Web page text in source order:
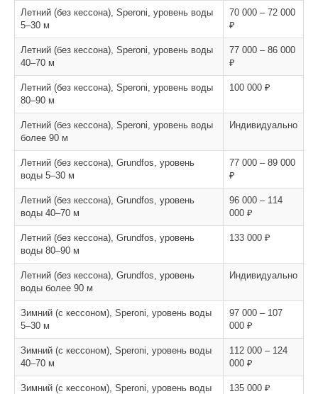
Летний (без кессона), Speroni, уровень воды
5–30 м
70 000 – 72 000
₽
Летний (без кессона), Speroni, уровень воды
40–70 м
77 000 – 86 000
₽
Летний (без кессона), Speroni, уровень воды
80–90 м
100 000 ₽
Летний (без кессона), Speroni, уровень воды
более 90 м
Индивидуально
Летний (без кессона), Grundfos, уровень
воды 5–30 м
77 000 – 89 000
₽
Летний (без кессона), Grundfos, уровень
воды 40–70 м
96 000 – 114
000 ₽
Летний (без кессона), Grundfos, уровень
воды 80–90 м
133 000 ₽
Летний (без кессона), Grundfos, уровень
воды более 90 м
Индивидуально
Зимний (с кессоном), Speroni, уровень воды
5–30 м
97 000 – 107
000 ₽
Зимний (с кессоном), Speroni, уровень воды
40–70 м
112 000 – 124
000 ₽
Зимний (с кессоном), Speroni, уровень воды
135 000 ₽